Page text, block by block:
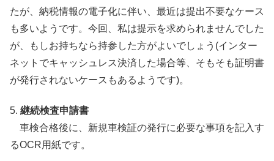
たが、納税情報の電子化に伴い、最近は提出不要なケース
も多いようです。今回、私は提示を求められませんでした
が、もしお持ちなら持参した方がよいでしょう(インター
ネットでキャッシュレス決済した場合等、そもそも証明書
が発行されないケースもあるようです)。
5. 継続検査申請書
車検合格後に、新規車検証の発行に必要な事項を記入す
るOCR用紙です。